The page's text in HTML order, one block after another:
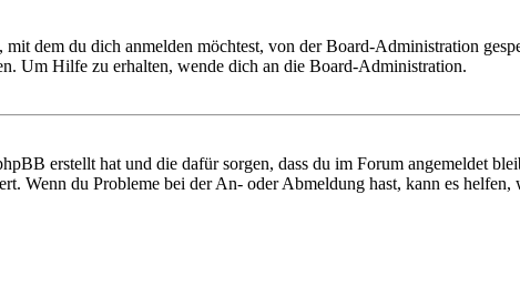
mit dem du dich anmelden möchtest, von der Board-Administration
Um Hilfe zu erhalten, wende dich an die Board-Administration.
erstellt hat und die dafür sorgen, dass du im Forum angemeldet
Wenn du Probleme bei der An- oder Abmeldung hast, kann es